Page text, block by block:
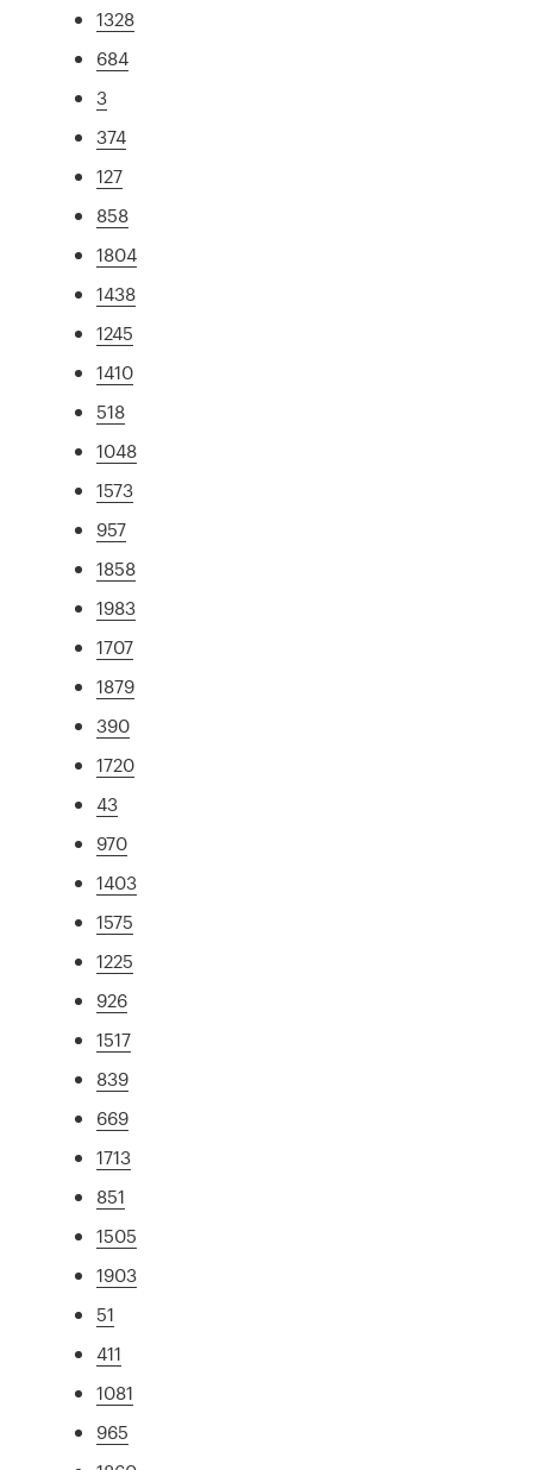
1328
684
3
374
127
858
1804
1438
1245
1410
518
1048
1573
957
1858
1983
1707
1879
390
1720
43
970
1403
1575
1225
926
1517
839
669
1713
851
1505
1903
51
411
1081
965